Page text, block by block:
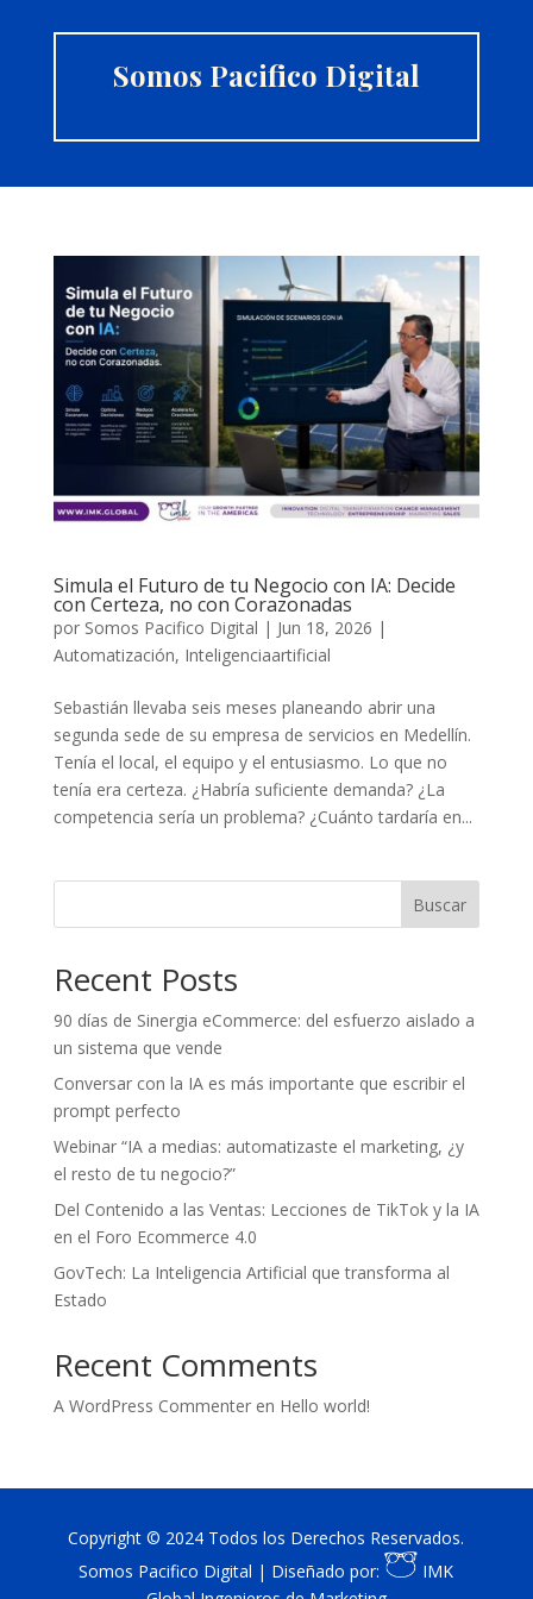
Somos Pacifico Digital
Simula el Futuro de tu Negocio con IA: Decide
con Certeza, no con Corazonadas
por Somos Pacifico Digital | Jun 18, 2026 |
Automatización, Inteligenciaartificial
Sebastián llevaba seis meses planeando abrir una
segunda sede de su empresa de servicios en Medellín.
Tenía el local, el equipo y el entusiasmo. Lo que no
tenía era certeza. ¿Habría suficiente demanda? ¿La
competencia sería un problema? ¿Cuánto tardaría en...
Buscar
Recent Posts
90 días de Sinergia eCommerce: del esfuerzo aislado a
un sistema que vende
Conversar con la IA es más importante que escribir el
prompt perfecto
Webinar “IA a medias: automatizaste el marketing, ¿y
el resto de tu negocio?”
Del Contenido a las Ventas: Lecciones de TikTok y la IA
en el Foro Ecommerce 4.0
GovTech: La Inteligencia Artificial que transforma al
Estado
Recent Comments
A WordPress Commenteren Hello world!
Copyright © 2024 Todos los Derechos Reservados.
Somos Pacifico Digital | Diseñado por:
IMK